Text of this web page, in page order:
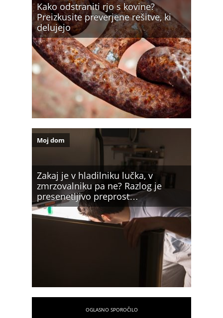
Kako odstraniti rjo s kovine?
Preizkusite preverjene rešitve, ki
delujejo
Zakaj je v hladilniku lučka, v
zmrzovalniku pa ne? Razlog je
presenetljivo preprost…
Moj dom